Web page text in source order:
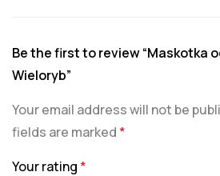
Be the first to review “Maskotka
Wieloryb”
Your email address will not be
fields are marked *
Your rating *